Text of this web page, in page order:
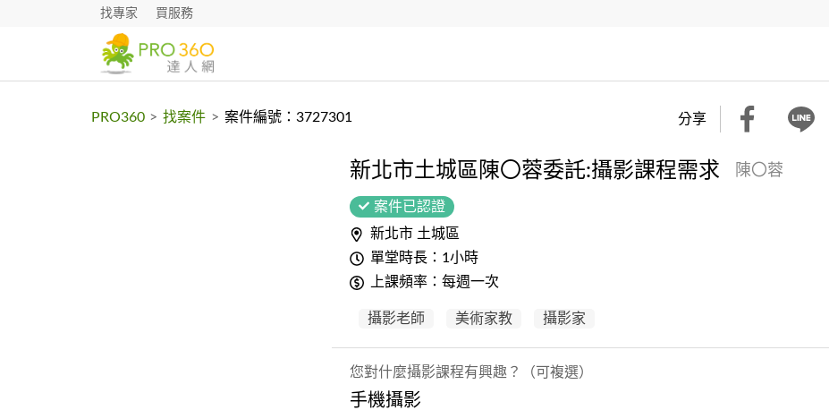
找專家 買服務
PRO360 > 找案件 > 案件編號：3727301 分享
新北市土城區陳〇蓉委託:攝影課程需求 陳〇蓉
案件已認證
新北市 土城區
單堂時長：1小時
上課頻率：每週一次
攝影老師 美術家教 攝影家
您對什麼攝影課程有興趣？（可複選）
手機攝影